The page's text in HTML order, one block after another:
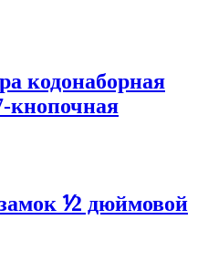
кодонаборная
кнопочная
⅟2 дюймовой